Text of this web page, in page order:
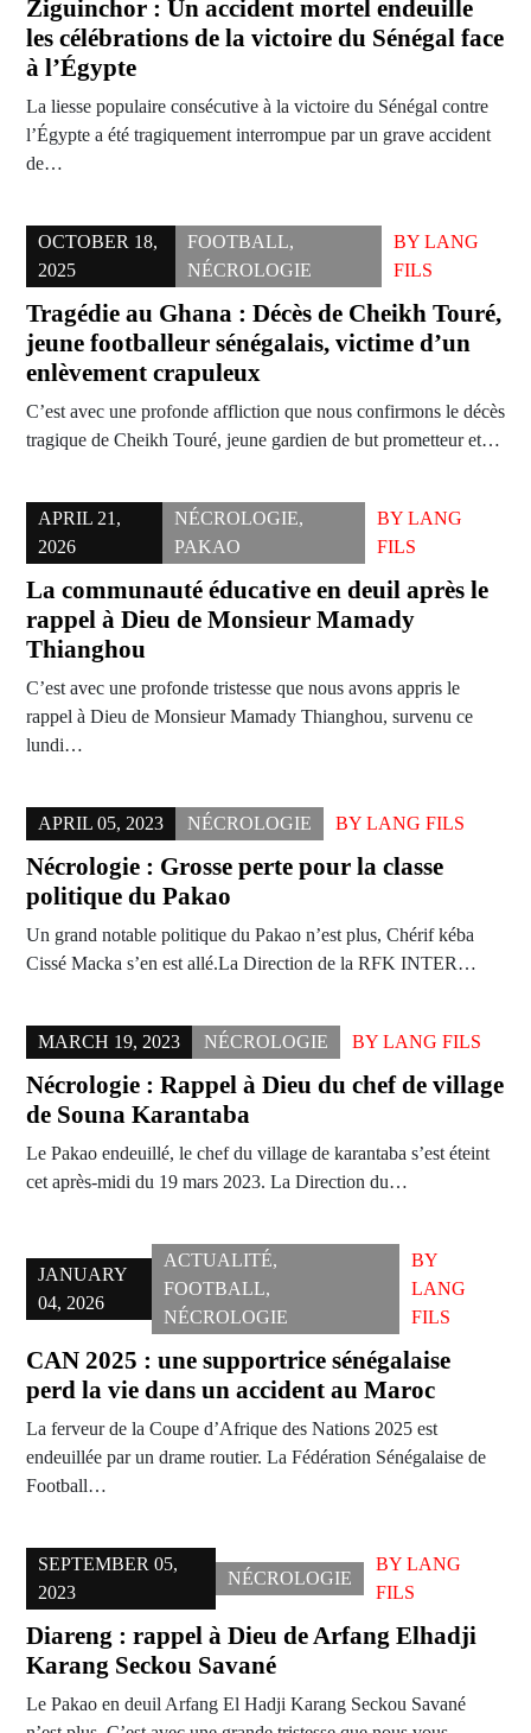
Ziguinchor : Un accident mortel endeuille
les célébrations de la victoire du Sénégal face
à l’Égypte
La liesse populaire consécutive à la victoire du Sénégal contre
l’Égypte a été tragiquement interrompue par un grave accident
de…
OCTOBER 18,
2025
FOOTBALL,
NÉCROLOGIE
BY LANG
FILS
Tragédie au Ghana : Décès de Cheikh Touré,
jeune footballeur sénégalais, victime d’un
enlèvement crapuleux
C’est avec une profonde affliction que nous confirmons le décès
tragique de Cheikh Touré, jeune gardien de but prometteur et…
APRIL 21,
2026
NÉCROLOGIE,
PAKAO
BYLANG
FILS
La communauté éducative en deuil après le
rappel à Dieu de Monsieur Mamady
Thianghou
C’est avec une profonde tristesse que nous avons appris le
rappel à Dieu de Monsieur Mamady Thianghou, survenu ce
lundi…
APRIL 05, 2023 NÉCROLOGIE BY LANG FILS
Nécrologie : Grosse perte pour la classe
politique du Pakao
Un grand notable politique du Pakao n’est plus, Chérif kéba
Cissé Macka s’en est allé.La Direction de la RFK INTER…
MARCH 19, 2023 NÉCROLOGIE BY LANG FILS
Nécrologie : Rappel à Dieu du chef de village
de Souna Karantaba
Le Pakao endeuillé, le chef du village de karantaba s’est éteint
cet après-midi du 19 mars 2023. La Direction du…
JANUARY
04, 2026
ACTUALITÉ,
FOOTBALL,
NÉCROLOGIE
BY
LANG
FILS
CAN 2025 : une supportrice sénégalaise
perd la vie dans un accident au Maroc
La ferveur de la Coupe d’Afrique des Nations 2025 est
endeuillée par un drame routier. La Fédération Sénégalaise de
Football…
SEPTEMBER 05,
2023
NÉCROLOGIE
BY LANG
FILS
Diareng : rappel à Dieu de Arfang Elhadji
Karang Seckou Savané
Le Pakao en deuil Arfang El Hadji Karang Seckou Savané